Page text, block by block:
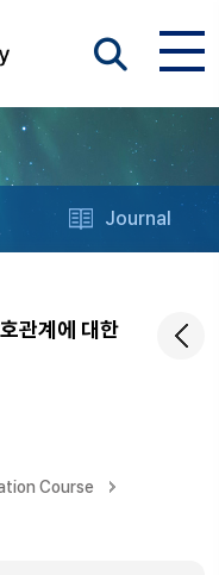
Journal
관계에 대한
Course